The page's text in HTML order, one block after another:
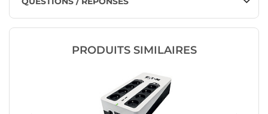
PRODUITS SIMILAIRES